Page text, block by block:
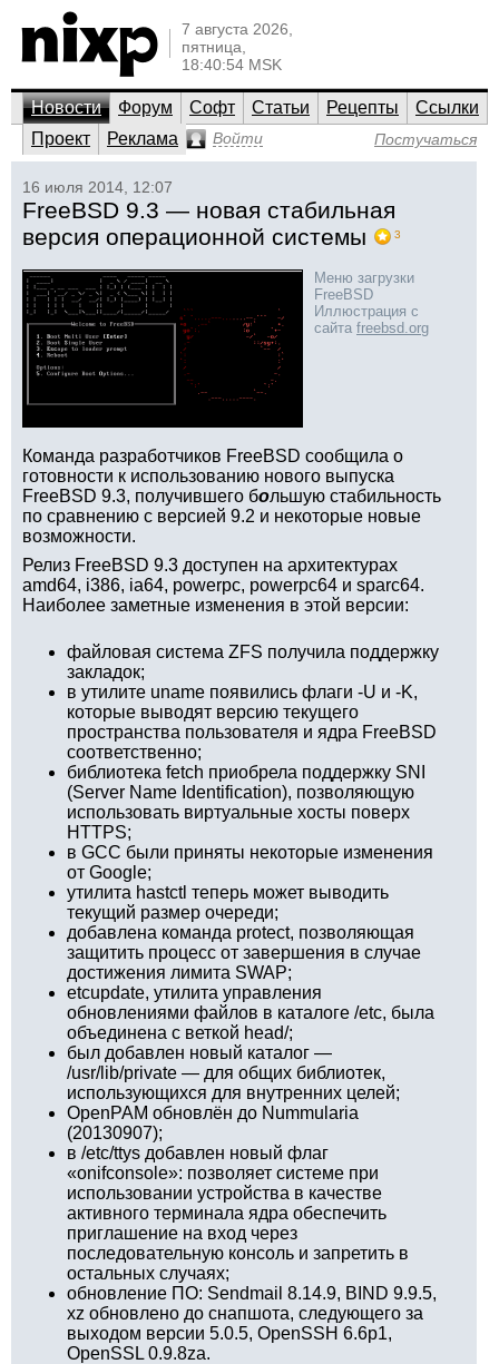
7 августа 2026,
пятница,
18:40:54 MSK
Новости Форум Софт Статьи Рецепты
Ссылки
Проект
Реклама Войти Постучаться
16 июля 2014, 12:07
FreeBSD 9.3 — новая стабильная
версия операционной системы
3
Меню загрузки
FreeBSD
Иллюстрация с
сайта freebsd.org
Команда разработчиков FreeBSD сообщила о
готовности к использованию нового выпуска
FreeBSD 9.3, получившего большую стабильность
по сравнению с версией 9.2 и некоторые новые
возможности.
Релиз FreeBSD 9.3 доступен на архитектурах
amd64, i386, ia64, powerpc, powerpc64 и sparc64.
Наиболее заметные изменения в этой версии:
файловая система ZFS получила поддержку
закладок;
в утилите uname появились флаги -U и -K,
которые выводят версию текущего
пространства пользователя и ядра FreeBSD
соответственно;
библиотека fetch приобрела поддержку SNI
(Server Name Identification), позволяющую
использовать виртуальные хосты поверх
HTTPS;
в GCC были приняты некоторые изменения
от Google;
утилита hastctl теперь может выводить
текущий размер очереди;
добавлена команда protect, позволяющая
защитить процесс от завершения в случае
достижения лимита SWAP;
etcupdate, утилита управления
обновлениями файлов в каталоге /etc, была
объединена с веткой head/;
был добавлен новый каталог —
/usr/lib/private — для общих библиотек,
использующихся для внутренних целей;
OpenPAM обновлён до Nummularia
(20130907);
в /etc/ttys добавлен новый флаг
«onifconsole»: позволяет системе при
использовании устройства в качестве
активного терминала ядра обеспечить
приглашение на вход через
последовательную консоль и запретить в
остальных случаях;
обновление ПО: Sendmail 8.14.9, BIND 9.9.5,
xz обновлено до снапшота, следующего за
выходом версии 5.0.5, OpenSSH 6.6p1,
OpenSSL 0.9.8za.